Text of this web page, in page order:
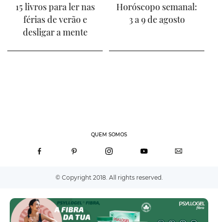
15 livros para ler nas
férias de verão e
desligar a mente
Horóscopo semanal:
3 a 9 de agosto
QUEM SOMOS
© Copyright 2018. All rights reserved.